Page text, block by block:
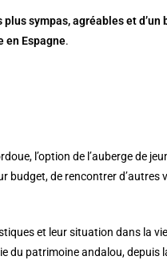
sympas, agréables et
en Espagne.
l’option de l’auberge de
budget, de rencontrer d’autres
et leur situation dans la
du patrimoine andalou, depuis